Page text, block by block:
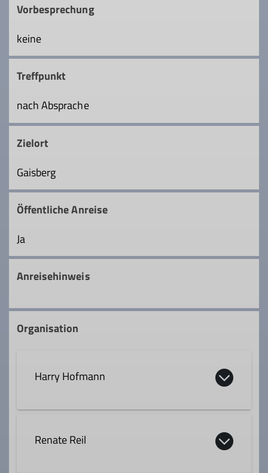
Vorbesprechung
keine
Treffpunkt
nach Absprache
Zielort
Gaisberg
Öffentliche Anreise
Ja
Anreisehinweis
Organisation
Harry Hofmann
Renate Reil